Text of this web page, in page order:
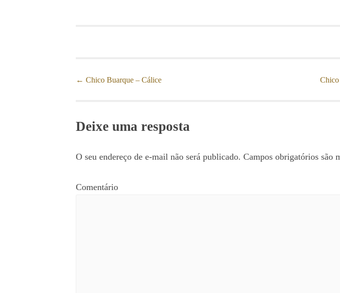
Post navigation
← Chico Buarque – Cálice
Deixe uma resposta
O seu endereço de e-mail não será publicado. Campos obrigatórios são
Comentário